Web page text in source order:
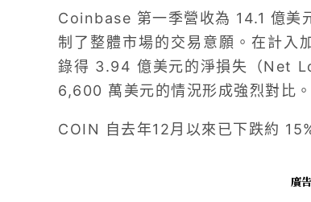
Coinbase 第一季營收為 14.1 億美
制了整體市場的交易意願。在計入
錄得 3.94 億美元的淨損失（Net
6,600 萬美元的情況形成強烈對比。
COIN 自去年12月以來已下跌約
廣